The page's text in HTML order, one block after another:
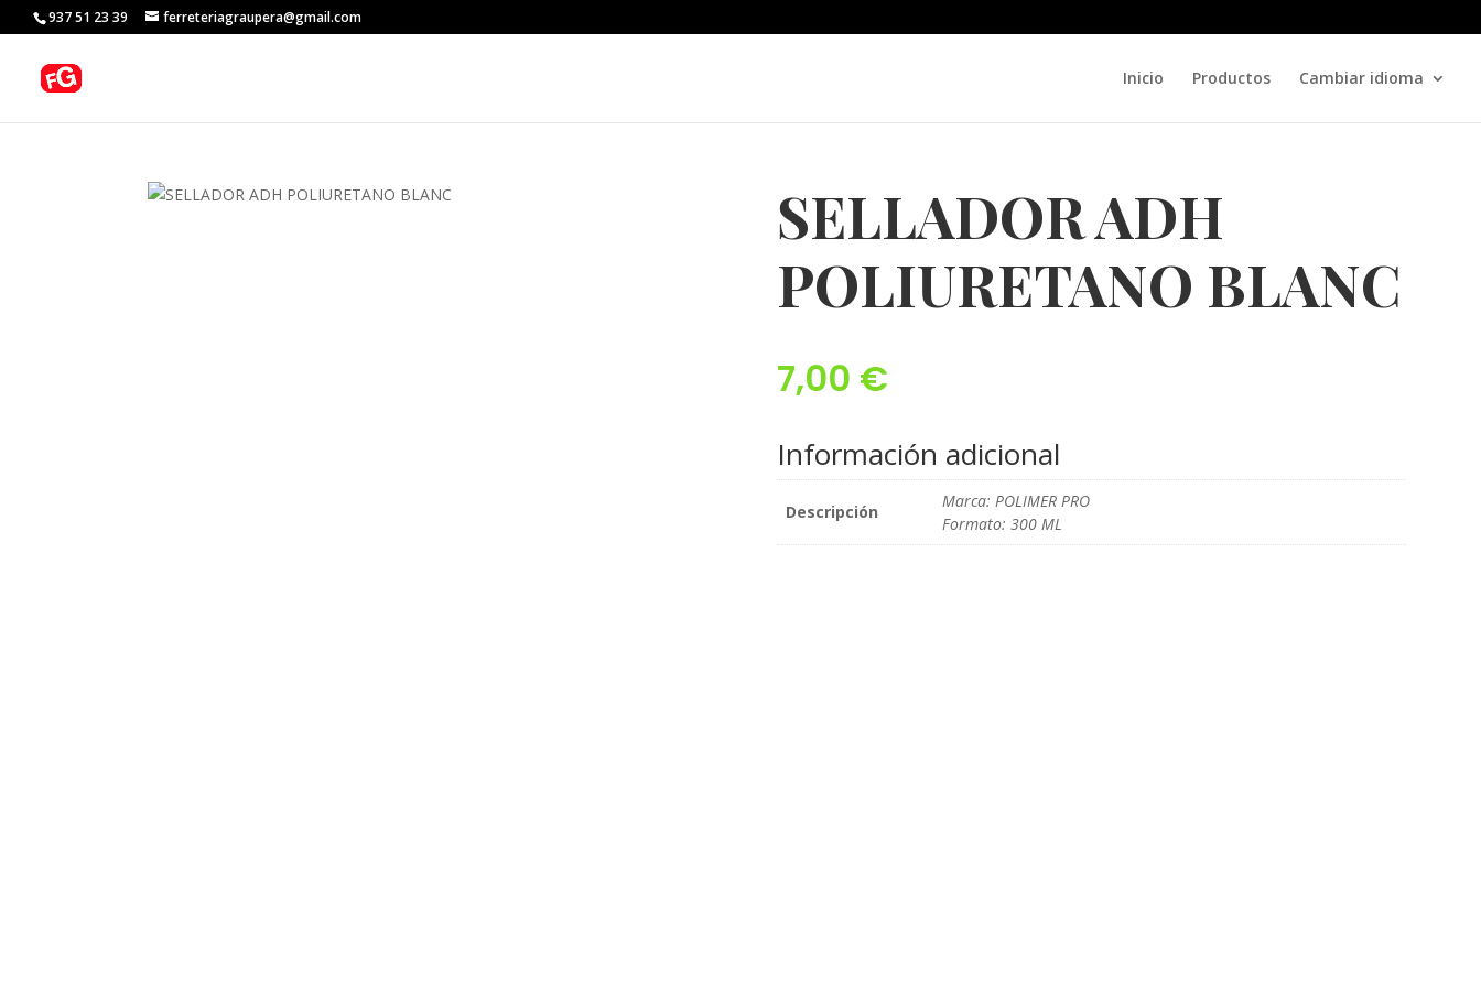
937 51 23 39 ferreteriagraupera@gmail.com
Inicio Productos Cambiar idioma
SELLADOR ADH
POLIURETANO BLANC
7,00 €
Información adicional
Descripción
Marca: POLIMER PRO
Formato: 300 ML